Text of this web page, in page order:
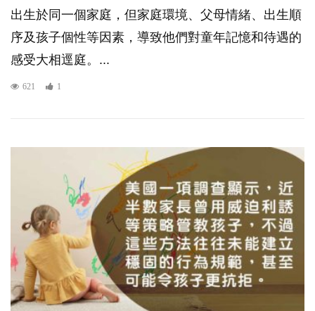
出生於同一個家庭，但家庭環境、父母情緒、出生順
序及孩子個性等因素，導致他們對童年記憶和待遇的
感受大相逕庭。...
621 1